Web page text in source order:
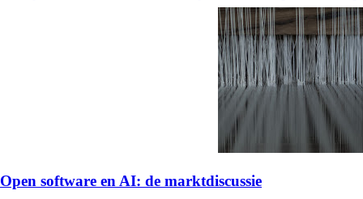
Open software en AI: de marktdiscussie